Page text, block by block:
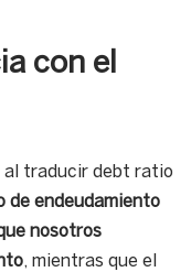
con el
al traducir debt ratio
de endeudamiento
nosotros
, mientras que el